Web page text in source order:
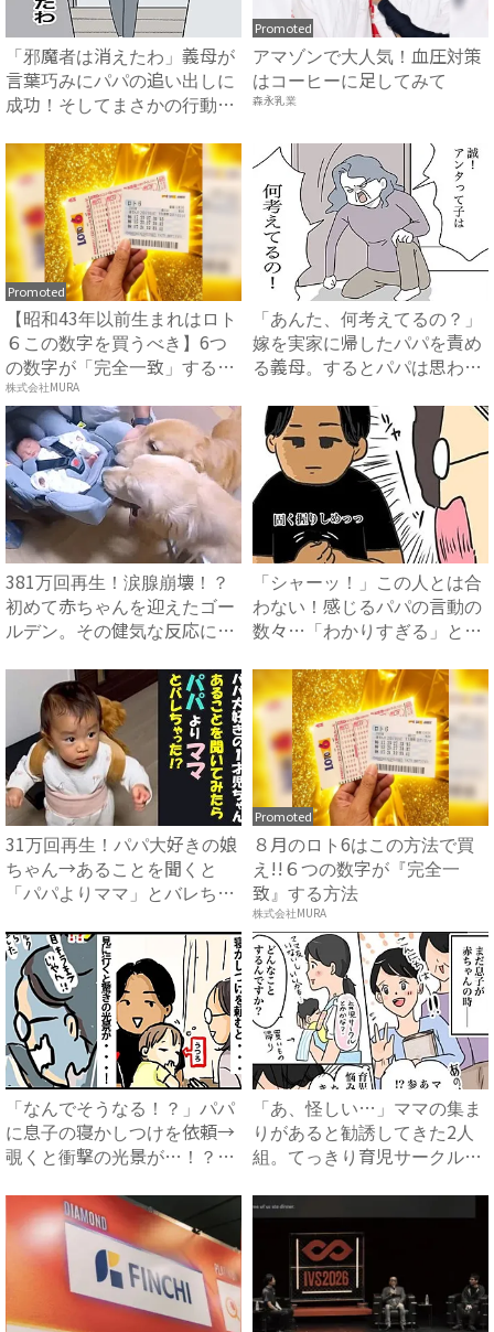
「邪魔者は消えたわ」義母が
言葉巧みにパパの追い出しに
成功！そしてまさかの行動
Promoted
アマゾンで大人気！血圧対策
はコーヒーに足してみて
森永乳業
Promoted
【昭和43年以前生まれはロト
６この数字を買うべき】6つ
の数字が「完全一致」する
方...
株式会社MURA
「あんた、何考えてるの？」
嫁を実家に帰したパパを責め
る義母。するとパパは思わ
381万回再生！涙腺崩壊！？
初めて赤ちゃんを迎えたゴー
ルデン。その健気な反応に
「シャーッ！」この人とは合
わない！感じるパパの言動の
数々…「わかりすぎる」と共
31万回再生！パパ大好きの娘
ちゃん→あることを聞くと
「パパよりママ」とバレちゃ
Promoted
８月のロト6はこの方法で買
え!!６つの数字が『完全一
致』する方法
株式会社MURA
「なんでそうなる！？」パパ
に息子の寝かしつけを依頼→
覗くと衝撃の光景が…！？｜
「あ、怪しい…」ママの集ま
りがあると勧誘してきた2人
組。てっきり育児サークルか